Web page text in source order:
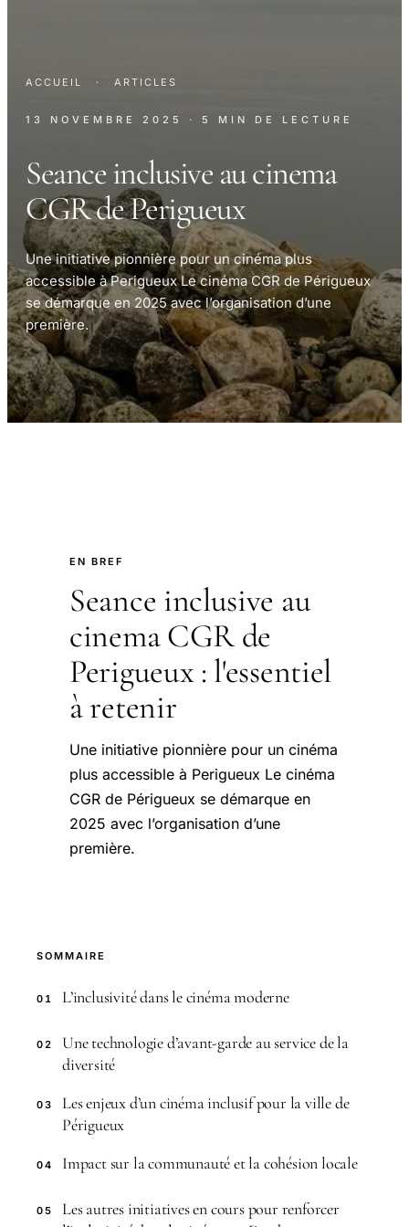
ACCUEIL · ARTICLES
13 NOVEMBRE 2025 · 5 MIN DE LECTURE
Seance inclusive au cinema
CGR de Perigueux
Une initiative pionnière pour un cinéma plus
accessible à Perigueux Le cinéma CGR de Périgueux
se démarque en 2025 avec l’organisation d’une
première.
EN BREF
Seance inclusive au
cinema CGR de
Perigueux : l'essentiel
à retenir
Une initiative pionnière pour un cinéma
plus accessible à Perigueux Le cinéma
CGR de Périgueux se démarque en
2025 avec l’organisation d’une
première.
SOMMAIRE
01 L’inclusivité dans le cinéma moderne
02
Une technologie d’avant-garde au service de la
diversité
03
Les enjeux d’un cinéma inclusif pour la ville de
Périgueux
04 Impact sur la communauté et la cohésion locale
05
Les autres initiatives en cours pour renforcer